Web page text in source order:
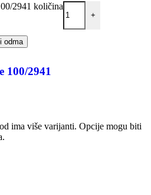
2941 količina
+
odma
100/2941
ima više varijanti. Opcije mogu biti